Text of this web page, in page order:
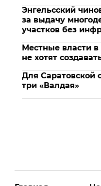
Энгельсский
за выдачу
участков без
Местные власти в
не хотят
Для Саратовской
три «Валдая»